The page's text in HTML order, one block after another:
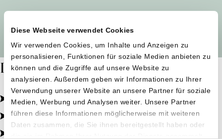
Diese Webseite verwendet Cookies
Wir verwenden Cookies, um Inhalte und Anzeigen zu
personalisieren, Funktionen für soziale Medien anbieten zu
können und die Zugriffe auf unsere Website zu
analysieren. Außerdem geben wir Informationen zu Ihrer
Verwendung unserer Website an unsere Partner für soziale
Medien, Werbung und Analysen weiter. Unsere Partner
führen diese Informationen möglicherweise mit weiteren
Daten zusammen, die Sie ihnen bereitgestellt haben oder
Dafür stehen wir
Pestizidfrei angebaut, schonend verarbeitet.
Natürliche Zutaten, echter Geschmack.
Von kleinen Höfen, direkt zu dir.